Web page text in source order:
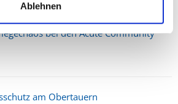
Ablehnen
bei den Acute Community
am Obertauern